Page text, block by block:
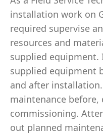
installation work on
required supervise
resources and
supplied equipment.
supplied equipment
and after
maintenance
commissioning.
out planned